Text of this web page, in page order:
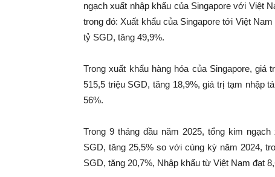
ngạch xuất nhập khẩu của Singapore với Việt
trong đó: Xuất khẩu của Singapore tới Việt
tỷ SGD, tăng 49,9%.
Trong xuất khẩu hàng hóa của Singapore,
515,5 triệu SGD, tăng 18,9%, giá trị tạm nhập
56%.
Trong 9 tháng đầu năm 2025, tổng kim
SGD, tăng 25,5% so với cùng kỳ năm 2024,
SGD, tăng 20,7%, Nhập khẩu từ Việt Nam đạt